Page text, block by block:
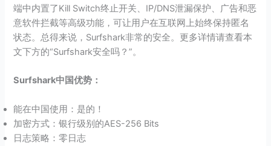
端中内置了Kill Switch终止开关、IP/DNS泄漏保护、广告和恶
意软件拦截等高级功能，可让用户在互联网上始终保持匿名
状态。总得来说，Surfshark非常的安全。更多详情请查看本
文下方的“Surfshark安全吗？”。
Surfshark中国优势：
能在中国使用：是的！
加密方式：银行级别的AES-256 Bits
日志策略：零日志